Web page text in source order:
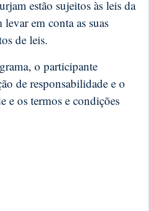
estão sujeitos às leis da
em conta as suas
de leis.
o participante
de responsabilidade e o
e os termos e condições